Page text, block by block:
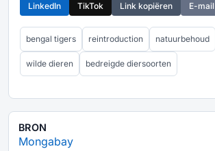
LinkedIn
TikTok Link kopiëren E-mail
bengal tigers reintroduction natuurbehoud
wilde dieren bedreigde diersoorten
BRON
Mongabay